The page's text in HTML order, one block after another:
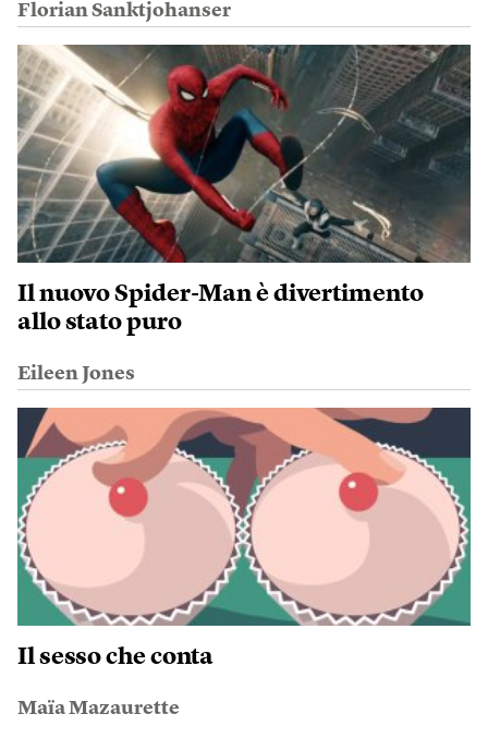
Florian Sanktjohanser
Il nuovo Spider-Man è divertimento
allo stato puro
Eileen Jones
Il sesso che conta
Maïa Mazaurette